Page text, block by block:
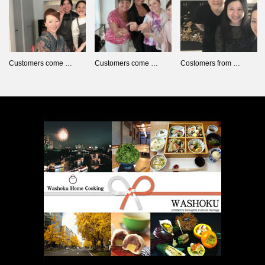
Customers come … Customers come … Costomers from …